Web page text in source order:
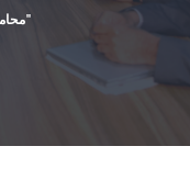
"محامي شركات"